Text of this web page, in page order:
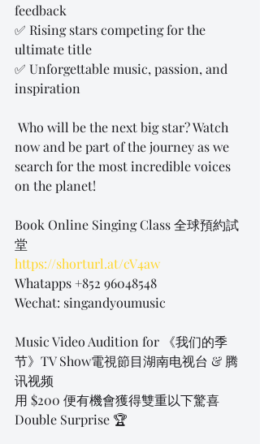
feedback
✅ Rising stars competing for the
ultimate title
✅ Unforgettable music, passion, and
inspiration
Who will be the next big star? Watch
now and be part of the journey as we
search for the most incredible voices
on the planet!
Book Online Singing Class 全球預約試
堂
https://shorturl.at/cV4aw
Whatapps +852 96048548
Wechat: singandyoumusic
Music Video Audition for 《我们的季
节》TV Show電視節目湖南电视台 & 腾
讯视频
用 $200 便有機會獲得雙重以下驚喜
Double Surprise 🏆